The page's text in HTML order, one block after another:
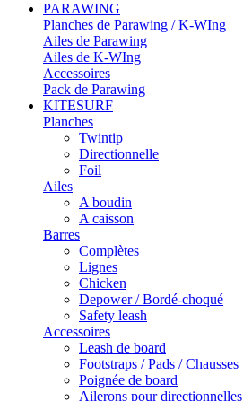
PARAWING
Planches de Parawing / K-WIng
Ailes de Parawing
Ailes de K-WIng
Accessoires
Pack de Parawing
KITESURF
Planches
Twintip
Directionnelle
Foil
Ailes
A boudin
A caisson
Barres
Complètes
Lignes
Chicken
Depower / Bordé-choqué
Safety leash
Accessoires
Leash de board
Footstraps / Pads / Chausses
Poignée de board
Ailerons pour directionnelles